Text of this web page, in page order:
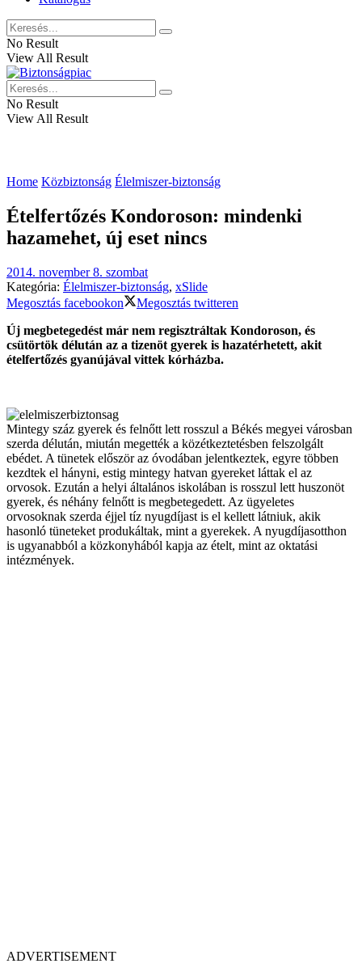
No Result
View All Result
No Result
View All Result
Home Közbiztonság Élelmiszer-biztonság
Ételfertőzés Kondoroson: mindenki
hazamehet, új eset nincs
2014. november 8. szombat
Kategória: Élelmiszer-biztonság, xSlide
Megosztás facebookon
Megosztás twitteren
Új megbetegedést már nem regisztráltak Kondoroson, és
csütörtök délután az a tizenöt gyerek is hazatérhetett, akit
ételfertőzés gyanújával vittek kórházba.
Mintegy száz gyerek és felnőtt lett rosszul a Békés megyei városban
szerda délután, miután megették a közétkeztetésben felszolgált
ebédet. A tünetek először az óvodában jelentkeztek, egyre többen
kezdtek el hányni, estig mintegy hatvan gyereket láttak el az
orvosok. Ezután a helyi általános iskolában is rosszul lett huszonöt
gyerek, és néhány felnőtt is megbetegedett. Az ügyeletes
orvosoknak szerda éjjel tíz nyugdíjast is el kellett látniuk, akik
hasonló tüneteket produkáltak, mint a gyerekek. A nyugdíjasotthon
is ugyanabból a közkonyhából kapja az ételt, mint az oktatási
intézmények.
ADVERTISEMENT